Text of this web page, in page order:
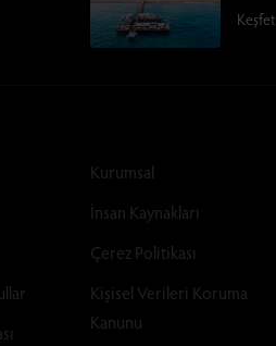
Keşfet
Kurumsal
İnsan Kaynakları
Çerez Politikası
Kişisel Verileri Koruma
Kanunu